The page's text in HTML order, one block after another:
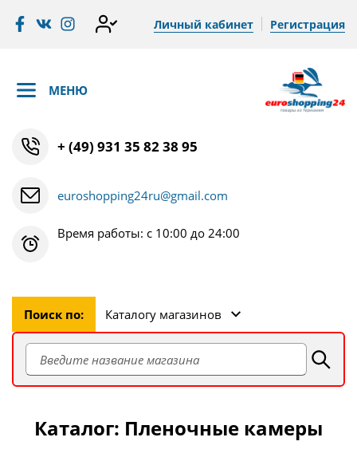
Личный кабинет Регистрация
МЕНЮ
+ (49) 931 35 82 38 95
euroshopping24ru@gmail.com
Время работы: с 10:00 до 24:00
Поиск по: Каталогу магазинов
Каталог: Пленочные камеры